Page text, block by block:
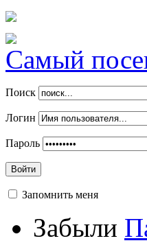
Самый
Поиск
Логин
Пароль
Войти
Запомнить меня
Забыли